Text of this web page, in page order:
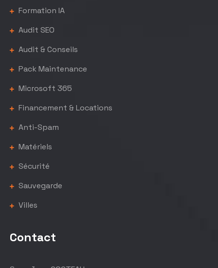
Formation IA
Audit SEO
Audit & Conseils
Pack Maintenance
Microsoft 365
Financement & Locations
Anti-Spam
Matériels
Sécurité
Sauvegarde
Villes
Contact